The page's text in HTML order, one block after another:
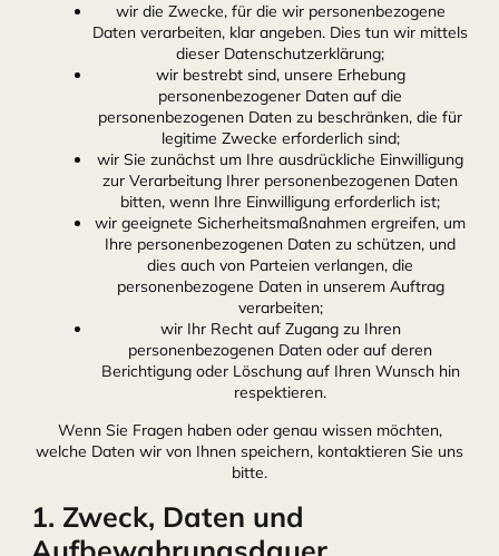
wir die Zwecke, für die wir personenbezogene
Daten verarbeiten, klar angeben. Dies tun wir mittels
dieser Datenschutzerklärung;
wir bestrebt sind, unsere Erhebung
personenbezogener Daten auf die
personenbezogenen Daten zu beschränken, die für
legitime Zwecke erforderlich sind;
wir Sie zunächst um Ihre ausdrückliche Einwilligung
zur Verarbeitung Ihrer personenbezogenen Daten
bitten, wenn Ihre Einwilligung erforderlich ist;
wir geeignete Sicherheitsmaßnahmen ergreifen, um
Ihre personenbezogenen Daten zu schützen, und
dies auch von Parteien verlangen, die
personenbezogene Daten in unserem Auftrag
verarbeiten;
wir Ihr Recht auf Zugang zu Ihren
personenbezogenen Daten oder auf deren
Berichtigung oder Löschung auf Ihren Wunsch hin
respektieren.
Wenn Sie Fragen haben oder genau wissen möchten,
welche Daten wir von Ihnen speichern, kontaktieren Sie uns
bitte.
1. Zweck, Daten und